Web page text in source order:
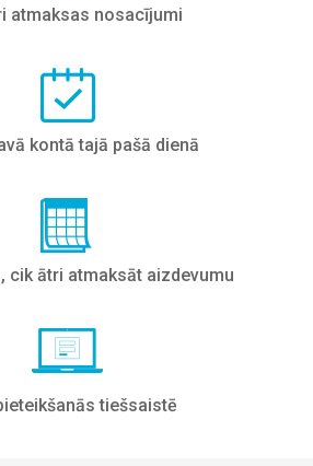
atmaksas nosacījumi
kontā tajā pašā dienā
cik ātri atmaksāt aizdevumu
tiešsaistē